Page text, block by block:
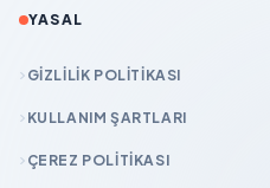
YASAL
GIZLILIK POLITIKASI
KULLANIM ŞARTLARI
ÇEREZ POLITIKASI